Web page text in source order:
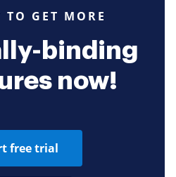
TO GET MORE
binding
now!
free trial